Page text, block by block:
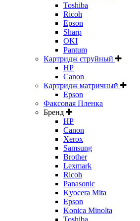
Toshiba
Ricoh
Epson
Sharp
OKI
Pantum
Картридж струйный
HP
Canon
Картридж матричный
Epson
Факсовая Пленка
Бренд
HP
Canon
Xerox
Samsung
Brother
Lexmark
Ricoh
Panasonic
Kyocera Mita
Epson
Konica Minolta
Toshiba